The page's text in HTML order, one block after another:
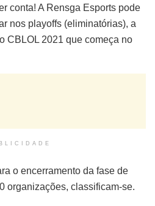
conta! A Rensga Esports pode
nos playoffs (eliminatórias), a
CBLOL 2021 que começa no
o encerramento da fase de
organizações, classificam-se.